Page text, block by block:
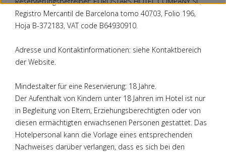
Registro Mercantil de Barcelona tomo 40703, Folio 196,
Hoja B-372183, VAT code B64930910.
Adresse und Kontaktinformationen: siehe Kontaktbereich
der Website.
Mindestalter für eine Reservierung: 18 Jahre.
Der Aufenthalt von Kindern unter 18 Jahren im Hotel ist nur
in Begleitung von Eltern, Erziehungsberechtigten oder von
diesen ermächtigten erwachsenen Personen gestattet. Das
Hotelpersonal kann die Vorlage eines entsprechenden
Nachweises darüber verlangen, dass es sich bei den